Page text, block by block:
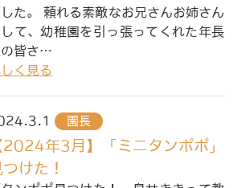
した。 頼れる素敵なお兄さんお姉さん
して、幼稚園を引っ張ってくれた年長
皆さ…
く見る
園長
2024年3月】「ミニタンポポ」
つけた！